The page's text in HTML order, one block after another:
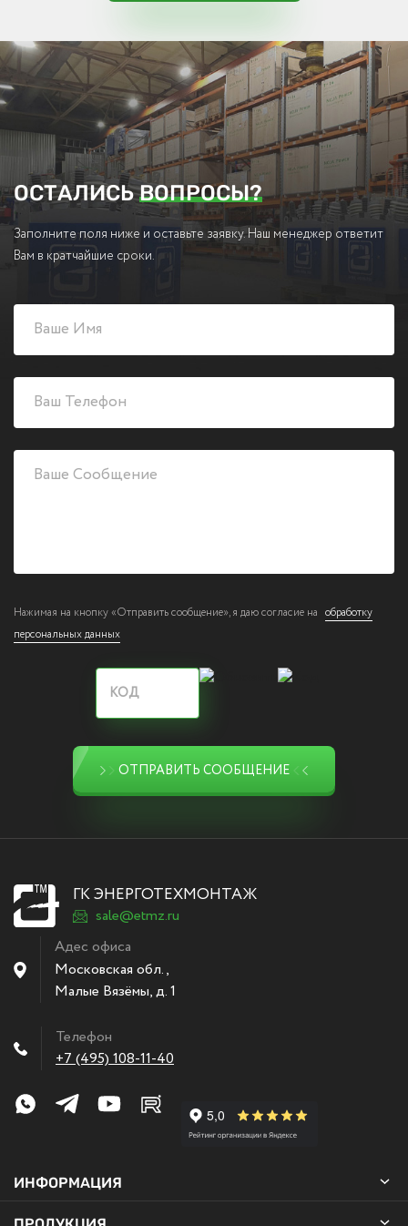
ОСТАЛИСЬВОПРОСЫ?
Заполните поля ниже и оставьте заявку. Наш менеджер ответит
Вам в кратчайшие сроки.
Нажимая на кнопку «Отправить сообщение», я даю согласие на обработку
персональных данных
ОТПРАВИТЬ СООБЩЕНИЕ
ГК ЭНЕРГОТЕХМОНТАЖ
sale@etmz.ru
Адес офиса
Московская обл.,
Малые Вязёмы,д. 1
Телефон
+7 (495) 108-11-40
ИНФОРМАЦИЯ